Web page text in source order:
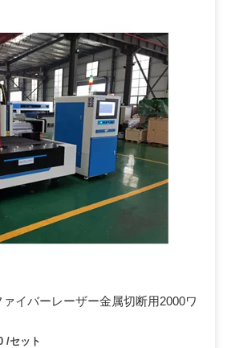
イバーレーザー金属切断用2000ワ
/セット